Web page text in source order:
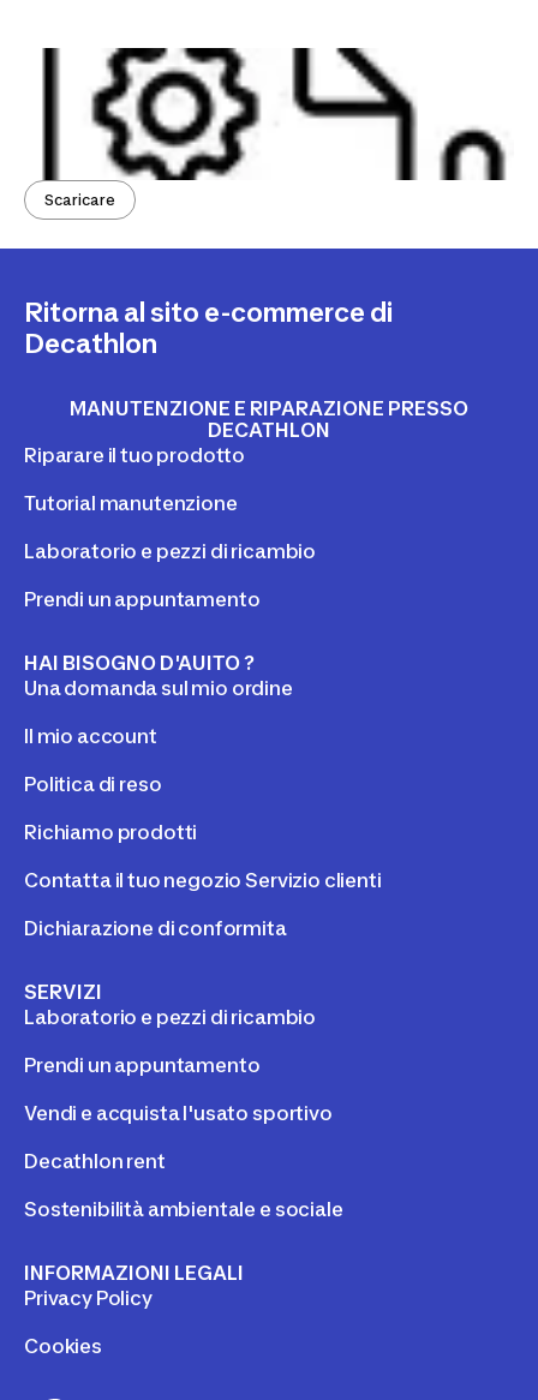
Scaricare
Ritorna al sito e-commerce di
Decathlon
MANUTENZIONE E RIPARAZIONE PRESSO
DECATHLON
Riparare il tuo prodotto
Tutorial manutenzione
Laboratorio e pezzi di ricambio
Prendi un appuntamento
HAI BISOGNO D'AUITO ?
Una domanda sul mio ordine
Il mio account
Politica di reso
Richiamo prodotti
Contatta il tuo negozio Servizio clienti
Dichiarazione di conformita
SERVIZI
Laboratorio e pezzi di ricambio
Prendi un appuntamento
Vendi e acquista l'usato sportivo
Decathlon rent
Sostenibilità ambientale e sociale
INFORMAZIONI LEGALI
Privacy Policy
Cookies